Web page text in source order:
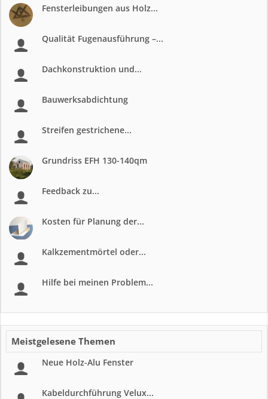
Fensterleibungen aus Holz...
Qualität Fugenausführung –...
Dachkonstruktion und...
Bauwerksabdichtung
Streifen gestrichene...
Grundriss EFH 130-140qm
Feedback zu...
Kosten für Planung der...
Kalkzementmörtel oder...
Hilfe bei meinen Problem...
Meistgelesene Themen
Neue Holz-Alu Fenster
Kabeldurchführung Velux...